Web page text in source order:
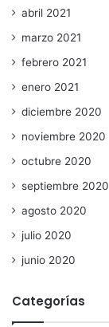
abril 2021
marzo 2021
febrero 2021
enero 2021
diciembre 2020
noviembre 2020
octubre 2020
septiembre 2020
agosto 2020
julio 2020
junio 2020
Categorías